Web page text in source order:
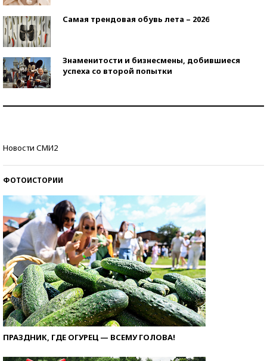
Самая трендовая обувь лета – 2026
Знаменитости и бизнесмены, добившиеся
успеха со второй попытки
Новости СМИ2
ФОТОИСТОРИИ
ПРАЗДНИК, ГДЕ ОГУРЕЦ — ВСЕМУ ГОЛОВА!